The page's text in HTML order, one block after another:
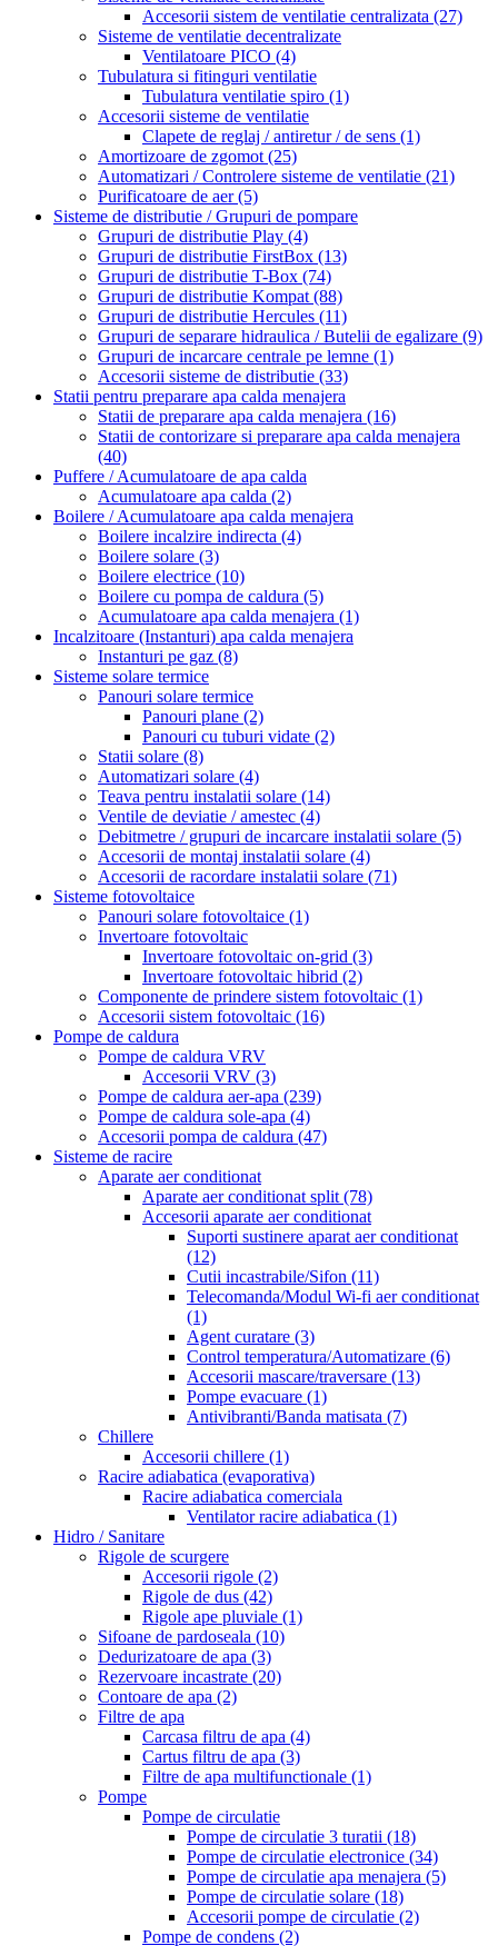
Accesorii sistem de ventilatie centralizata (27)
Sisteme de ventilatie decentralizate
Ventilatoare PICO (4)
Tubulatura si fitinguri ventilatie
Tubulatura ventilatie spiro (1)
Accesorii sisteme de ventilatie
Clapete de reglaj / antiretur / de sens (1)
Amortizoare de zgomot (25)
Automatizari / Controlere sisteme de ventilatie (21)
Purificatoare de aer(5)
Sisteme de distributie / Grupuri de pompare
Grupuri de distributie Play (4)
Grupuri de distributie FirstBox (13)
Grupuri de distributie T-Box (74)
Grupuri de distributie Kompat (88)
Grupuri de distributie Hercules (11)
Grupuri de separare hidraulica / Butelii de egalizare (9)
Grupuri de incarcare centrale pe lemne (1)
Accesorii sisteme de distributie (33)
Statii pentru preparare apa calda menajera
Statii de preparare apa calda menajera (16)
Statii de contorizare si preparare apa calda menajera
(40)
Puffere / Acumulatoare de apa calda
Acumulatoare apa calda (2)
Boilere / Acumulatoare apa calda menajera
Boilere incalzire indirecta (4)
Boilere solare (3)
Boilere electrice (10)
Boilere cu pompa de caldura (5)
Acumulatoare apa calda menajera (1)
Incalzitoare (Instanturi) apa calda menajera
Instanturi pe gaz (8)
Sisteme solare termice
Panouri solare termice
Panouri plane (2)
Panouri cu tuburi vidate (2)
Statii solare (8)
Automatizari solare (4)
Teava pentru instalatii solare (14)
Ventile de deviatie / amestec (4)
Debitmetre / grupuri de incarcare instalatii solare (5)
Accesorii de montaj instalatii solare (4)
Accesorii de racordare instalatii solare (71)
Sisteme fotovoltaice
Panouri solare fotovoltaice (1)
Invertoare fotovoltaic
Invertoare fotovoltaic on-grid (3)
Invertoare fotovoltaic hibrid (2)
Componente de prindere sistem fotovoltaic (1)
Accesorii sistem fotovoltaic (16)
Pompe de caldura
Pompe de caldura VRV
Accesorii VRV (3)
Pompe de caldura aer-apa (239)
Pompe de caldura sole-apa (4)
Accesorii pompa de caldura (47)
Sisteme de racire
Aparate aer conditionat
Aparate aer conditionat split (78)
Accesorii aparate aer conditionat
Suporti sustinere aparat aer conditionat
(12)
Cutii incastrabile/Sifon (11)
Telecomanda/Modul Wi-fi aer conditionat
(1)
Agent curatare (3)
Control temperatura/Automatizare (6)
Accesorii mascare/traversare (13)
Pompe evacuare (1)
Antivibranti/Banda matisata (7)
Chillere
Accesorii chillere (1)
Racire adiabatica (evaporativa)
Racire adiabatica comerciala
Ventilator racire adiabatica (1)
Hidro / Sanitare
Rigole de scurgere
Accesorii rigole (2)
Rigole de dus (42)
Rigole ape pluviale (1)
Sifoane de pardoseala (10)
Dedurizatoare de apa (3)
Rezervoare incastrate (20)
Contoare de apa (2)
Filtre de apa
Carcasa filtru de apa (4)
Cartus filtru de apa (3)
Filtre de apa multifunctionale (1)
Pompe
Pompe de circulatie
Pompe de circulatie 3 turatii (18)
Pompe de circulatie electronice (34)
Pompe de circulatie apa menajera (5)
Pompe de circulatie solare (18)
Accesorii pompe de circulatie (2)
Pompe de condens (2)